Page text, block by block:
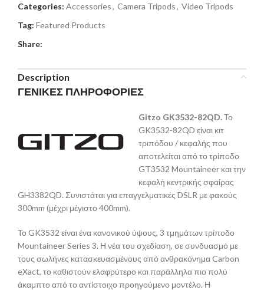
Categories: Accessories, Camera Tripods, Video Tripods
Tag: Featured Products
Share:
Description
ΓΕΝΙΚΕΣ ΠΛΗΡΟΦΟΡΙΕΣ
Gitzo GK3532-82QD.Το
GK3532-82QD είναι κιτ
τριπόδου / κεφαλής που
αποτελείται από το τρίποδο
GT3532 Mountaineer και την
κεφαλή κεντρικής σφαίρας
GH3382QD. Συνιστάται για επαγγελματικές DSLR με φακούς
300mm (μέχρι μέγιστο 400mm).
Το GK3532 είναι ένα κανονικού ύψους, 3 τμημάτων τρίποδο
Mountaineer Series 3. Η νέα του σχεδίαση, σε συνδυασμό με
τους σωλήνες κατασκευασμένους από ανθρακόνημα Carbon
eXact, το καθιστούν ελαφρύτερο και παράλληλα πιο πολύ
άκαμπτο από το αντίστοιχο προηγούμενο μοντέλο. Η